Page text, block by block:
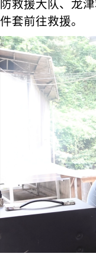
防救援大队、龙
件套前往救援。